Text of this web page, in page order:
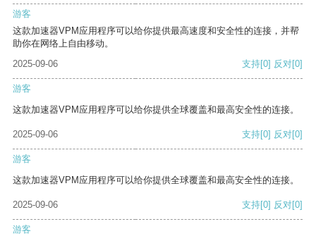
游客
这款加速器VPM应用程序可以给你提供最高速度和安全性的连接，并帮
助你在网络上自由移动。
2025-09-06
支持[0] 反对[0]
游客
这款加速器VPM应用程序可以给你提供全球覆盖和最高安全性的连接。
2025-09-06 支持[0] 反对[0]
游客
这款加速器VPM应用程序可以给你提供全球覆盖和最高安全性的连接。
2025-09-06 支持[0] 反对[0]
游客